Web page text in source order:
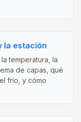
la estación
temperatura, la
de capas, qué
frío, y cómo